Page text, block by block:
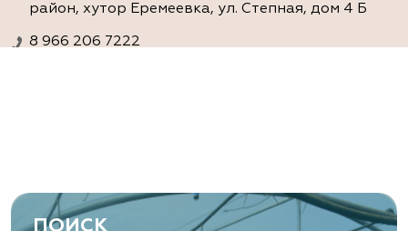
район, хутор Еремеевка, ул. Степная, дом 4 Б
8 966 206 7222
Ростовская область, Ростов-на-Дону,
Левобережная ул, дом № 37
ПОИСК